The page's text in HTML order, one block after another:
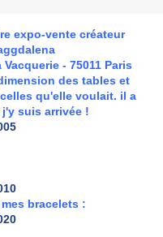
expo-vente créateur
- 75011 Paris
des tables et
qu'elle voulait. il a
suis arrivée !
bracelets :